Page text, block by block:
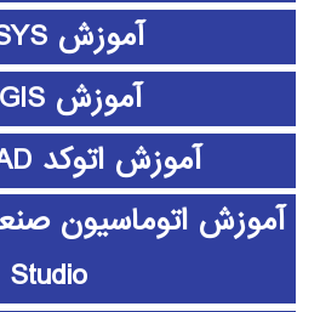
آموزش ANSYS
آموزش ArcGIS
آموزش اتوکد AUTOCAD
Studio